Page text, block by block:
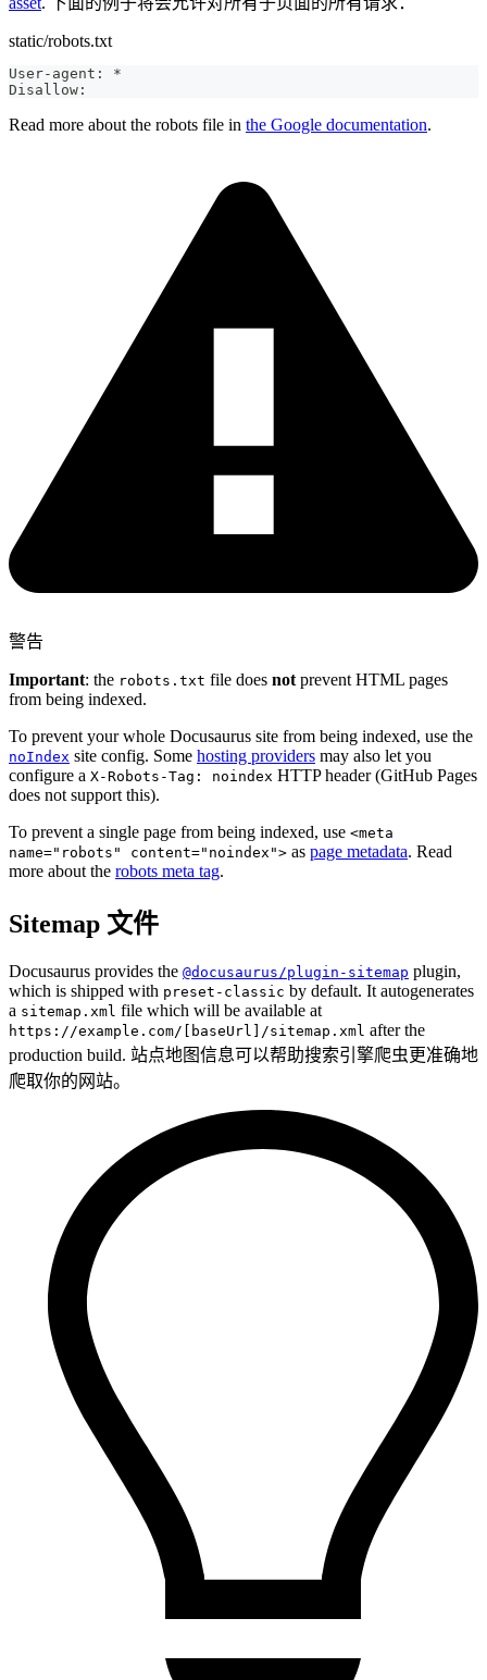
static/robots.txt
User-agent: *
Disallow:
Read more about the robots file in the Google documentation.
警告
Important: the robots.txt file does not prevent HTML pages
from being indexed.
To prevent your whole Docusaurus site from being indexed, use the
noIndex site config. Some hosting providers may also let you
configure a X-Robots-Tag: noindex HTTP header (GitHub Pages
does not support this).
To prevent a single page from being indexed, use <meta
name="robots" content="noindex"> as page metadata. Read
more about the robots meta tag.
Sitemap 文件
Docusaurus provides the @docusaurus/plugin-sitemap plugin,
which is shipped with preset-classic by default. It autogenerates
a sitemap.xml file which will be available at
https://example.com/[baseUrl]/sitemap.xml after the
production build. 站点地图信息可以帮助搜索引擎爬虫更准确地
爬取你的网站。